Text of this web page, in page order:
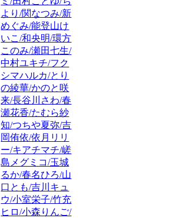
より/関なつみ/新
めぐみ/能登山け
いこ/和央明/環方
このみ/瀬田七生/
中村ユキチ/フク
シマハルカ/とり
の綾華/かのと咲
来/長谷川さわ/春
瀬花香/たむら紗
知/つちや夏弥/吉
岡侑依/依月リリ
ー/キアチマチ/嵯
島メグミコ/玉城
るか/春名ひろ/山
口とも/吉川キュ
ウ/小室栄子/竹充
ヒロ/小森りんご/